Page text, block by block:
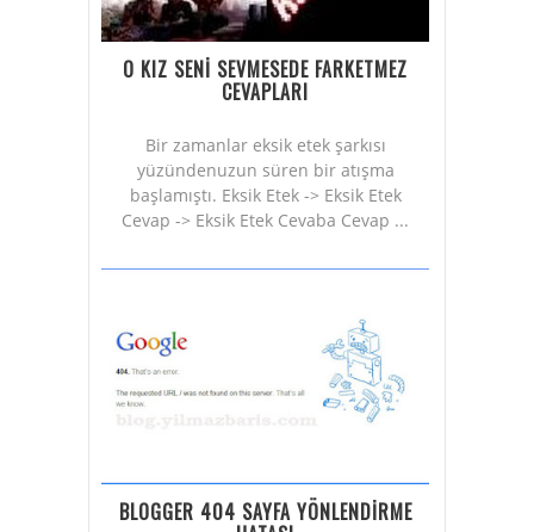
O KIZ SENİ SEVMESEDE FARKETMEZ
CEVAPLARI
Bir zamanlar eksik etek şarkısı
yüzündenuzun süren bir atışma
başlamıştı. Eksik Etek -> Eksik Etek
Cevap -> Eksik Etek Cevaba Cevap ...
BLOGGER 404 SAYFA YÖNLENDİRME